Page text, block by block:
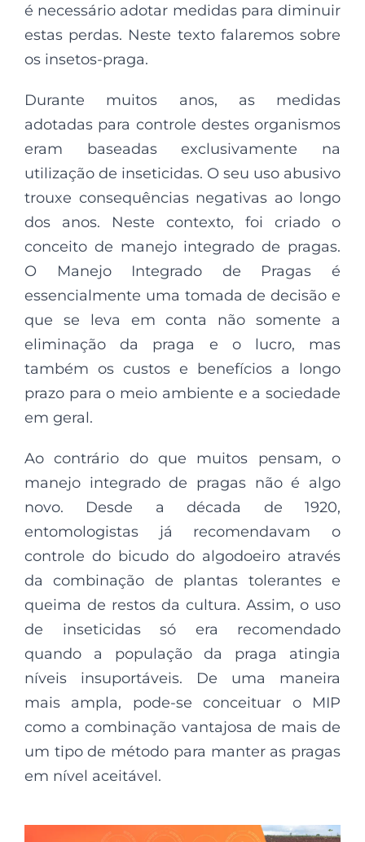
é necessário adotar medidas para diminuir
estas perdas. Neste texto falaremos sobre
os insetos-praga.
Durante muitos anos, as medidas
adotadas para controle destes organismos
eram baseadas exclusivamente na
utilização de inseticidas. O seu uso abusivo
trouxe consequências negativas ao longo
dos anos. Neste contexto, foi criado o
conceito de manejo integrado de pragas.
O Manejo Integrado de Pragas é
essencialmente uma tomada de decisão e
que se leva em conta não somente a
eliminação da praga e o lucro, mas
também os custos e benefícios a longo
prazo para o meio ambiente e a sociedade
em geral.
Ao contrário do que muitos pensam, o
manejo integrado de pragas não é algo
novo. Desde a década de 1920,
entomologistas já recomendavam o
controle do bicudo do algodoeiro através
da combinação de plantas tolerantes e
queima de restos da cultura. Assim, o uso
de inseticidas só era recomendado
quando a população da praga atingia
níveis insuportáveis. De uma maneira
mais ampla, pode-se conceituar o MIP
como a combinação vantajosa de mais de
um tipo de método para manter as pragas
em nível aceitável.